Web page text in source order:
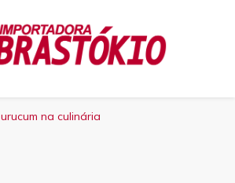
urucum na culinária